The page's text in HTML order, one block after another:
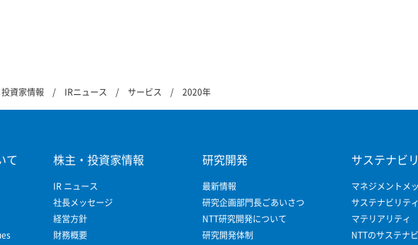
資家情報 IRニュース サービス 2020年
て 株主・投資家情報
IR ニュース
社長メッセージ
経営方針
財務概要
研究開発
最新情報
研究企画部門長ごあいさつ
NTT研究開発について
研究開発体制
サステナビ
マネジメントメ
サステナビリテ
マテリアリティ
NTTのサステナ